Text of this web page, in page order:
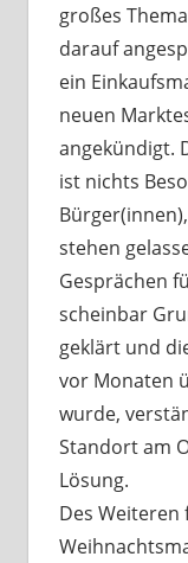
großes
darauf
ein
neuen
angekündigt.
ist nichts
stehen
Gesprächen
scheinbar
geklärt und
vor Monaten
wurde,
Standort am
Lösung.
Des Weiteren